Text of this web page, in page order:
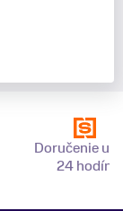
Doručenie už
24 hodín